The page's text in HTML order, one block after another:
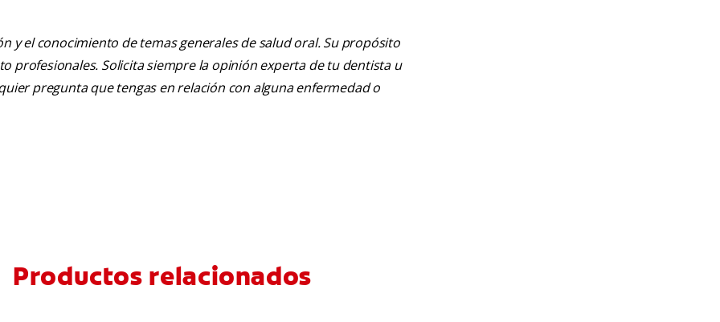
y el conocimiento de temas generales de salud oral. Su propósito
profesionales. Solicita siempre la opinión experta de tu dentista u
pregunta que tengas en relación con alguna enfermedad o
Productos relacionados